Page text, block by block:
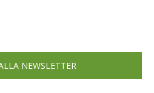
NEWSLETTER